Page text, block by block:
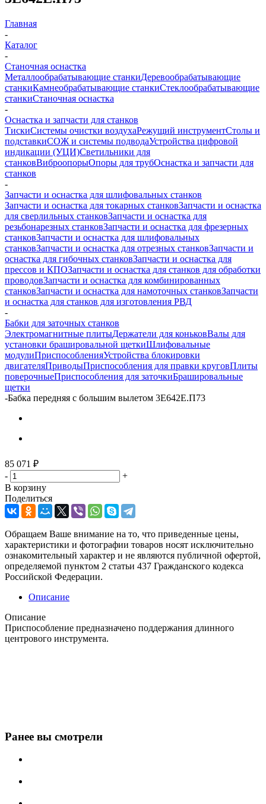
Главная
-
Каталог
-
Станочная оснастка
Металлообрабатывающие станкиДеревообрабатывающие
станкиКамнеобрабатывающие станкиСтеклообрабатывающие
станкиСтаночная оснастка
-
Оснастка и запчасти для станков
ТискиСистемы очистки воздухаРежущий инструментСтолы и
подставкиСОЖ и системы подводаУстройства цифровой
индикации (УЦИ)Светильники для
станковВиброопорыОпоры для трубОснастка и запчасти для
станков
-
Запчасти и оснастка для шлифовальных станков
Запчасти и оснастка для токарных станковЗапчасти и оснастка
для сверлильных станковЗапчасти и оснастка для
резьбонарезных станковЗапчасти и оснастка для фрезерных
станковЗапчасти и оснастка для шлифовальных
станковЗапчасти и оснастка для отрезных станковЗапчасти и
оснастка для гибочных станковЗапчасти и оснастка для
прессов и КПОЗапчасти и оснастка для станков для обработки
проводовЗапчасти и оснастка для комбинированных
станковЗапчасти и оснастка для намоточных станковЗапчасти
и оснастка для станков для изготовления РВД
-
Бабки для заточных станков
Электромагнитные плитыДержатели для коньковВалы для
установки брашировальной щеткиШлифовальные
модулиПриспособленияУстройства блокировки
двигателяПриводыПриспособления для правки круговПлиты
поверочныеПриспособления для заточкиБрашировальные
щетки
-Бабка передняя с большим вылетом 3Е642Е.П73
85 071 ₽
-
+
В корзину
Поделиться
Обращаем Ваше внимание на то, что приведенные цены,
характеристики и фотографии товаров носят исключительно
ознакомительный характер и не являются публичной офертой,
определяемой пунктом 2 статьи 437 Гражданского кодекса
Российской Федерации.
Описание
Описание
Приспособление предназначено поддержания длинного
центрового инструмента.
Ранее вы смотрели